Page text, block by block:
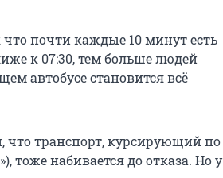
что почти каждые 10 минут есть
к 07:30, тем больше людей
автобусе становится всё
что транспорт, курсирующий по
набивается до отказа. Но у